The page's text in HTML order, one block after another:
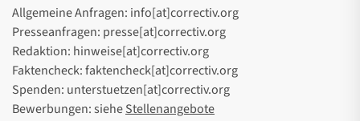
Allgemeine Anfragen: info[at]correctiv.org
Presseanfragen: presse[at]correctiv.org
Redaktion: hinweise[at]correctiv.org
Faktencheck: faktencheck[at]correctiv.org
Spenden: unterstuetzen[at]correctiv.org
Bewerbungen: sieheStellenangebote